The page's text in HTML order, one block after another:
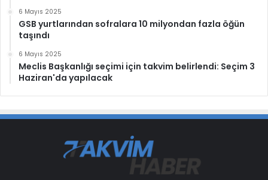
6 Mayıs 2025
GSB yurtlarından sofralara 10 milyondan fazla öğün
taşındı
6 Mayıs 2025
Meclis Başkanlığı seçimi için takvim belirlendi: Seçim 3
Haziran'da yapılacak